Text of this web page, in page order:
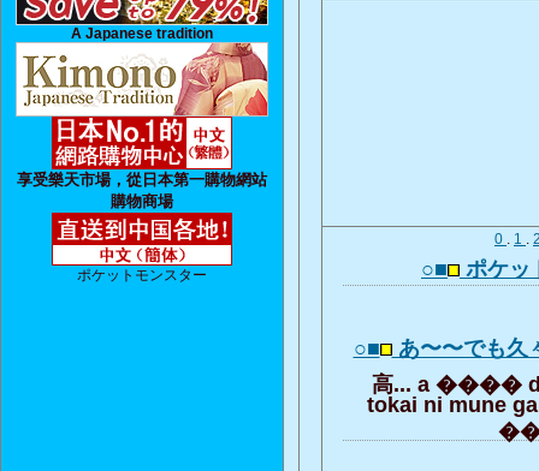
A Japanese tradition
享受樂天市場，從日本第一購物網站
購物商場
ポケットモンスター
0 . 1 .
○■ ポケッ
○■ あ〜〜でも
高... a ����
tokai ni mune